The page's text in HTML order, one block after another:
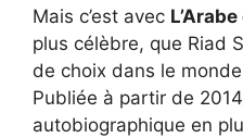
Mais c’est avec
plus célèbre, que Riad
de choix dans le
Publiée à partir de
autobiographique en